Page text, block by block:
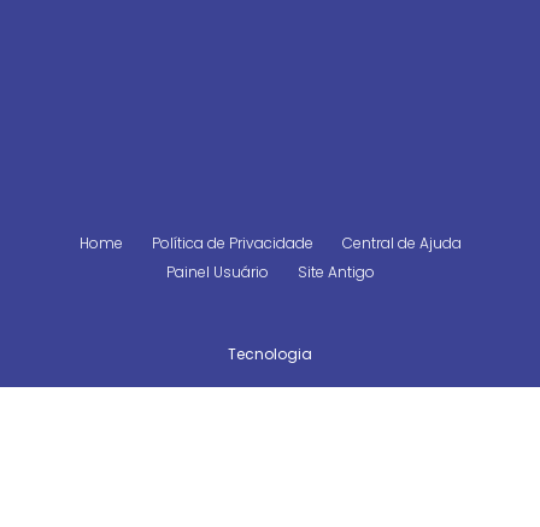
Home Política de Privacidade
Central de Ajuda
Painel Usuário
Site Antigo
Tecnologia